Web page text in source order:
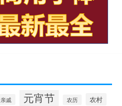
亲戚 元宵节 农历 农村